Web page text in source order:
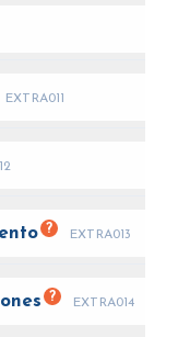
EXTRA011
? EXTRA013
? EXTRA014